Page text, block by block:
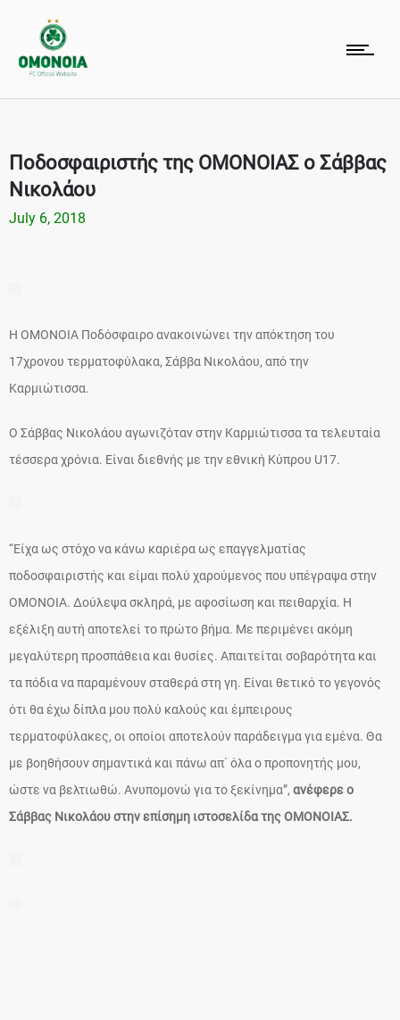
Ποδοσφαιριστής της ΟΜΟΝΟΙΑΣ ο Σάββας
Νικολάου
July 6, 2018
Η ΟΜΟΝΟΙΑ Ποδόσφαιρο ανακοινώνει την απόκτηση του
17χρονου τερματοφύλακα, Σάββα Νικολάου, από την
Καρμιώτισσα.
Ο Σάββας Νικολάου αγωνιζόταν στην Καρμιώτισσα τα τελευταία
τέσσερα χρόνια. Είναι διεθνής με την εθνική Κύπρου U17.
“Είχα ως στόχο να κάνω καριέρα ως επαγγελματίας
ποδοσφαιριστής και είμαι πολύ χαρούμενος που υπέγραψα στην
ΟΜΟΝΟΙΑ. Δούλεψα σκληρά, με αφοσίωση και πειθαρχία. Η
εξέλιξη αυτή αποτελεί το πρώτο βήμα. Με περιμένει ακόμη
μεγαλύτερη προσπάθεια και θυσίες. Απαιτείται σοβαρότητα και
τα πόδια να παραμένουν σταθερά στη γη. Είναι θετικό το γεγονός
ότι θα έχω δίπλα μου πολύ καλούς και έμπειρους
τερματοφύλακες, οι οποίοι αποτελούν παράδειγμα για εμένα. Θα
με βοηθήσουν σημαντικά και πάνω απ΄ όλα ο προπονητής μου,
ώστε να βελτιωθώ. Ανυπομονώ για το ξεκίνημα”, ανέφερε ο
Σάββας Νικολάου στην επίσημη ιστοσελίδα της ΟΜΟΝΟΙΑΣ.